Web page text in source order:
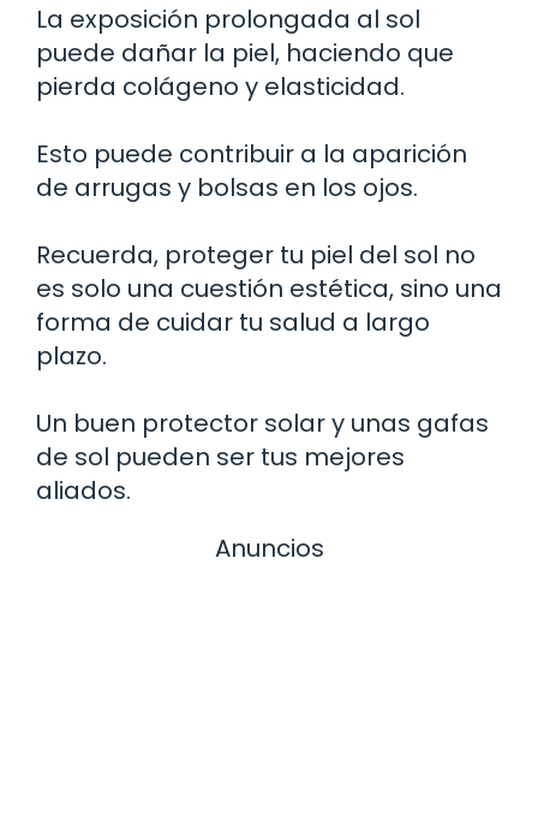
La exposición prolongada al sol
puede dañar la piel, haciendo que
pierda colágeno y elasticidad.
Esto puede contribuir a la aparición
de arrugas y bolsas en los ojos.
Recuerda, proteger tu piel del sol no
es solo una cuestión estética, sino una
forma de cuidar tu salud a largo
plazo.
Un buen protector solar y unas gafas
de sol pueden ser tus mejores
aliados.
Anuncios